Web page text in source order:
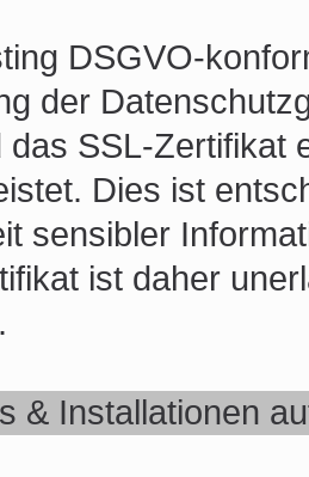
DSGVO-
der
das SSL-Zertifikat
Dies ist
sensibler
ist daher
& Installationen